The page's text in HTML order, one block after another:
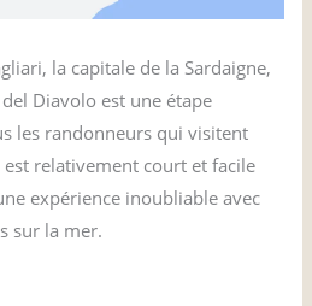
la capitale de la Sardaigne,
Diavolo est une étape
les randonneurs qui visitent
est relativement court et facile
expérience inoubliable avec
sur la mer.